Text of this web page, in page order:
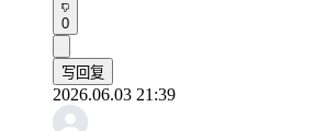
0
写回复
2026.06.03 21:39